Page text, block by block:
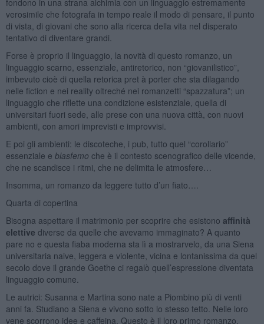
verosimile che fotografa in tempo reale il modo di pensare, il punto
di vista, di giovani che sono alla ricerca della vita nel disperato
tentativo di diventare grandi.
Forse è proprio il linguaggio, la novità di questo romanzo, un
linguaggio scarno, essenziale, antiretorico, non “giovanilistico”,
imbevuto cioè di quella retorica pret à porter che sta dilagando
nelle fiction e nei reality oltreché nei romanzetti “spazzatura”; un
linguaggio che riflette una condizione esistenziale, quella di
universitari fuori sede, alle prese con una nuova città, con nuovi
ambienti, con amori imprevisti e improvvisi.
E poi gli ambienti: le discoteche, i pub, tutto quel “corollario”
essenziale e blasfemo che è il contesto scenografico delle vicende,
che ne scandisce i ritmi, che ne delimita le atmosfere…
Insomma, un romanzo da leggere tutto d’un fiato….
Quarta di copertina
Bisogna aspettare il matrimonio per scoprire che esistono affinità
elettive diverse da quelle che avevamo immaginato? A quanto
pare no e questa fiaba moderna sta lì a mostrarvelo, da una Siena
universitaria naive, leggera e violente, vicina e lontanissima da quel
secolo dove il grande Goethe ci regalò quell’espressione diventata
linguaggio comune.
Le autrici: Susanna e Martina sono nate a Piombino più di venti
anni fa. Studiano a Siena e vivono sotto lo stesso tetto. Nelle loro
vene scorrono idee e caffeina. Questo è il loro primo romanzo.